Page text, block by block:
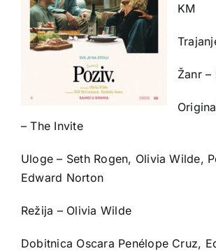
KM
Žanr –
– The Invite
Uloge – Seth Rogen, Olivia Wilde,
Edward Norton
Režija – Olivia Wilde
Dobitnica Oscara Penélope Cruz,